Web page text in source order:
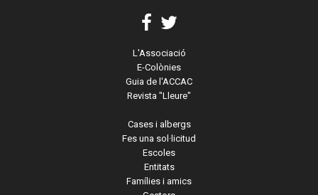
L'Associació
E-Colònies
Guia de l'ACCAC
Revista "Lleure"
Cases i albergs
Fes una sol·licitud
Escoles
Entitats
Famílies i amics